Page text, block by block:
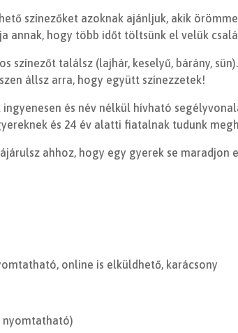
színezőket azoknak ajánljuk, akik
annak, hogy több időt töltsünk el velük
színezőt találsz (lajhár, keselyű, bárány,
állsz arra, hogy együtt színezzetek!
ingyenesen és név nélkül hívható
és 24 év alatti fiatalnak tudunk
ahhoz, hogy egy gyerek se maradjon
online is elküldhető, karácsony
nyomtatható)